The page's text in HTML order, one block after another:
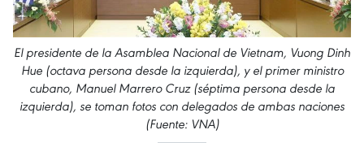
El presidente de la Asamblea Nacional de Vietnam, Vuong Dinh
Hue (octava persona desde la izquierda), y el primer ministro
cubano, Manuel Marrero Cruz (séptima persona desde la
izquierda), se toman fotos con delegados de ambas naciones
(Fuente: VNA)